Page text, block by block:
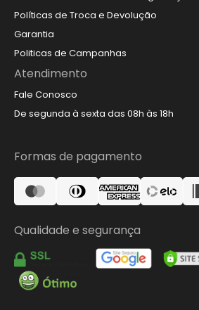
Políticas de Troca e Devolução
Garantia
Politicas de Campanhas
Atendimento
Fale Conosco
De segunda à sexta das 08h às 18h
Formas de pagamento
Qualidade e segurança